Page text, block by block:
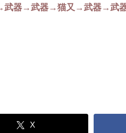
武器→武器→猫又→武器→武
X